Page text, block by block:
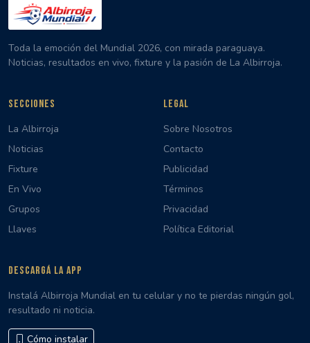
Toda la emoción del Mundial 2026, con mirada paraguaya.
Noticias, resultados en vivo, fixture y la pasión de La Albirroja.
SECCIONES
La Albirroja
Noticias
Fixture
En Vivo
Grupos
Llaves
LEGAL
Sobre Nosotros
Contacto
Publicidad
Términos
Privacidad
Política Editorial
DESCARGÁ LA APP
Instalá Albirroja Mundial en tu celular y no te pierdas ningún gol,
resultado ni noticia.
Cómo instalar